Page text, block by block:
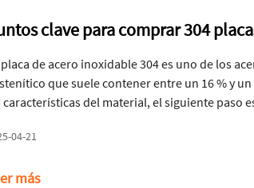
clave para comprar 304
placa de acero inoxidable 304 es uno de los
que suele contener entre un 16 % y
características del material, el siguiente paso
04-21
más